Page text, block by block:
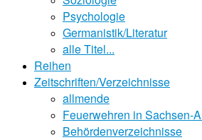
Psychologie
Germanistik/Literatur
alle Titel...
Reihen
Zeitschriften/Verzeichnisse
allmende
Feuerwehren in Sachsen-
Behördenverzeichnisse